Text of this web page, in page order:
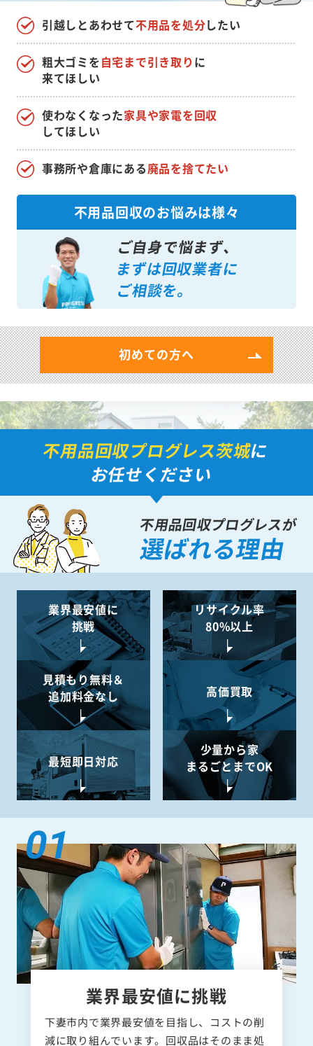
引越しとあわせて不用品を処分したい
使わなくなった家具や家電を回収
してほしい
粗大ゴミを自宅まで引き取り に
来てほしい
事務所や倉庫にある廃品を捨てたい
不用品回収のお悩みは様々
ご自身で悩まず、
まずは回収業者に
ご相談を。
初めての方へ
不用品回収プログレス茨城に
お任せください
不用品回収プログレスが
選ばれる理由
業界最安値に
挑戦
リサイクル率
80%以上
見積もり無料＆
追加料金なし
高価買取
最短即日対応
少量から家
まるごとまでOK
業界最安値に挑戦
下妻市内で業界最安値を目指し、コストの削
減に取り組んでいます。回収品はそのまま処